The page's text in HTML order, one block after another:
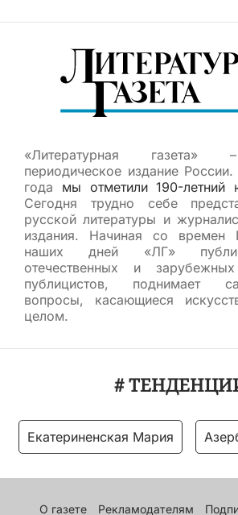
«Литературная газета»
периодическое издание
года мы отметили 190-летний
Сегодня трудно себе
русской литературы и
издания. Начиная со
наших дней «ЛГ»
отечественных и
публицистов, поднимает
вопросы, касающиеся
целом.
#
Екатериненская Мария
О газете Рекламодателям